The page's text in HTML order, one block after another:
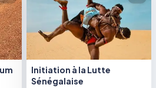
Initiation à la Lutte
Sénégalaise